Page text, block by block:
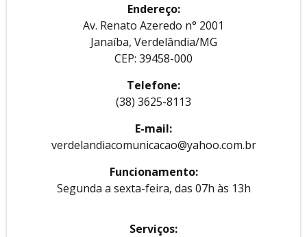
Endereço:
Av. Renato Azeredo n° 2001
Janaíba, Verdelândia/MG
CEP: 39458-000
Telefone:
(38) 3625-8113
E-mail:
verdelandiacomunicacao@yahoo.com.br
Funcionamento:
Segunda a sexta-feira, das 07h às 13h
Serviços: